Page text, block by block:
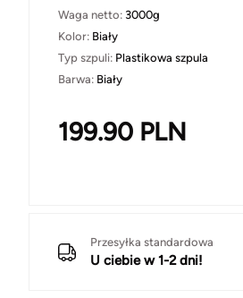
Waga netto: 3000g
Kolor: Biały
Typ szpuli: Plastikowa szpula
Barwa: Biały
199.90 PLN
Przesyłka standardowa
U ciebie w 1-2 dni!